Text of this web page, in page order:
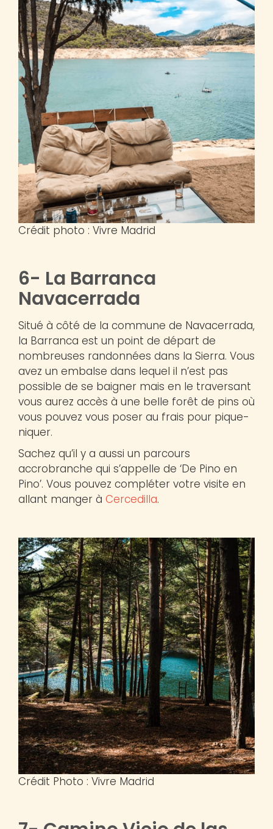
Crédit photo : Vivre Madrid
6- La Barranca
Navacerrada
Situé à côté de la commune de Navacerrada,
la Barranca est un point de départ de
nombreuses randonnées dans la Sierra. Vous
avez un embalse dans lequel il n’est pas
possible de se baigner mais en le traversant
vous aurez accès à une belle forêt de pins où
vous pouvez vous poser au frais pour pique-
niquer.
Sachez qu’il y a aussi un parcours
accrobranche qui s’appelle de ‘De Pino en
Pino’. Vous pouvez compléter votre visite en
allant manger à Cercedilla.
Crédit Photo : Vivre Madrid